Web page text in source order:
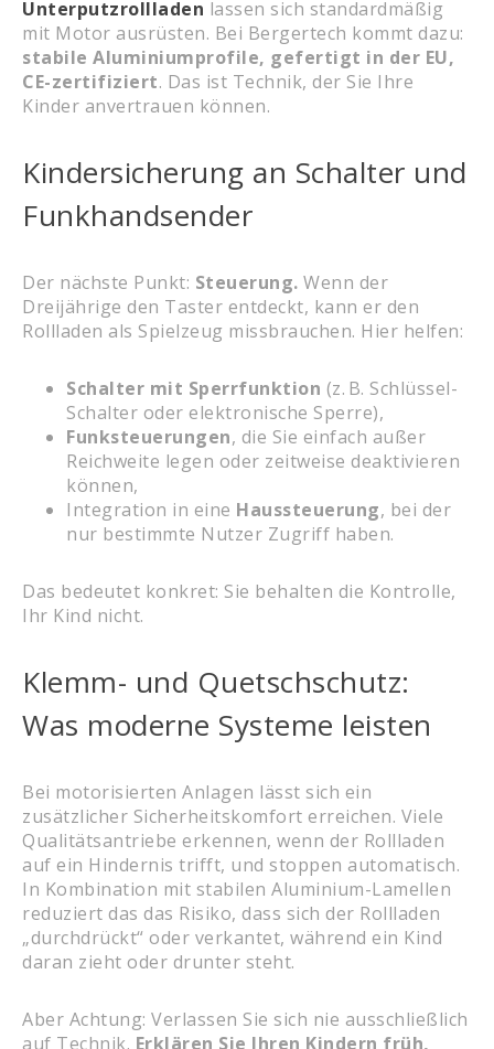
Unterputzrollladen lassen sich standardmäßig
mit Motor ausrüsten. Bei Bergertech kommt dazu:
stabile Aluminiumprofile, gefertigt in der EU,
CE-zertifiziert. Das ist Technik, der Sie Ihre
Kinder anvertrauen können.
Kindersicherung an Schalter und
Funkhandsender
Der nächste Punkt: Steuerung. Wenn der
Dreijährige den Taster entdeckt, kann er den
Rollladen als Spielzeug missbrauchen. Hier helfen:
Schalter mit Sperrfunktion (z. B. Schlüssel-
Schalter oder elektronische Sperre),
Funksteuerungen, die Sie einfach außer
Reichweite legen oder zeitweise deaktivieren
können,
Integration in eine Haussteuerung, bei der
nur bestimmte Nutzer Zugriff haben.
Das bedeutet konkret: Sie behalten die Kontrolle,
Ihr Kind nicht.
Klemm- und Quetschschutz:
Was moderne Systeme leisten
Bei motorisierten Anlagen lässt sich ein
zusätzlicher Sicherheitskomfort erreichen. Viele
Qualitätsantriebe erkennen, wenn der Rollladen
auf ein Hindernis trifft, und stoppen automatisch.
In Kombination mit stabilen Aluminium-Lamellen
reduziert das das Risiko, dass sich der Rollladen
„durchdrückt“ oder verkantet, während ein Kind
daran zieht oder drunter steht.
Aber Achtung: Verlassen Sie sich nie ausschließlich
auf Technik. Erklären Sie Ihren Kindern früh,